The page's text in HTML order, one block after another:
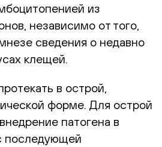
из
независимо от того,
сведения о недавно
клещей.
в острой,
форме. Для острой
патогена в
последующей